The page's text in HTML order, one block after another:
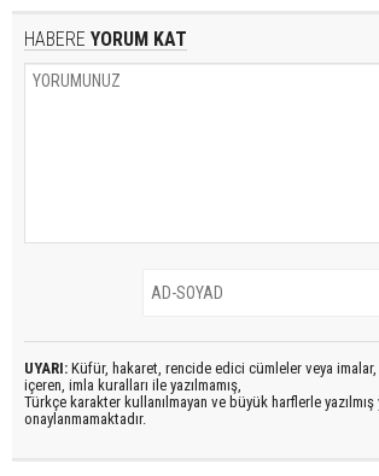
HABERE YORUM KAT
UYARI: Küfür, hakaret, rencide edici cümleler veya imalar,
içeren, imla kuralları ile yazılmamış,
Türkçe karakter kullanılmayan ve büyük harflerle
onaylanmamaktadır.